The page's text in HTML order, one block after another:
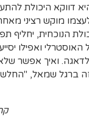
דווקא היכולת
מוקש רציני מאחר
הנוכחית, יחליף
ואפילו
ואיך אפשר
ברגל שמאל,